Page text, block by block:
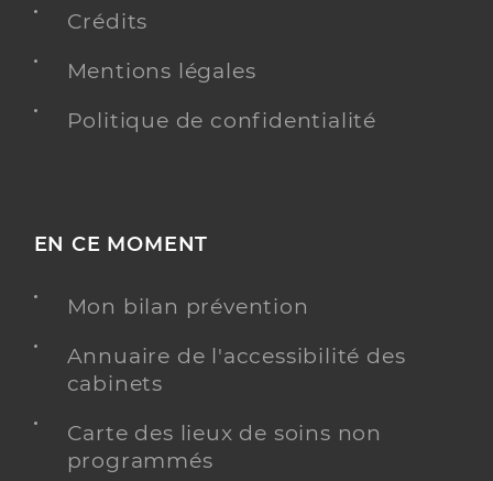
Crédits
Mentions légales
Politique de confidentialité
EN CE MOMENT
Mon bilan prévention
Annuaire de l'accessibilité des
cabinets
Carte des lieux de soins non
programmés